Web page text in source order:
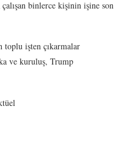
binlerce kişinin işine son
toplu işten çıkarmalar
ve kuruluş, Trump